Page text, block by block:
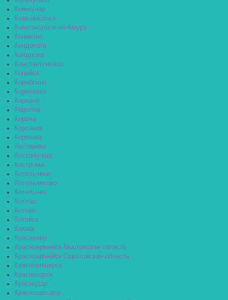
Коммунар
Комсомольск
Комсомольск-на-Амуре
Конаково
Кондопога
Кондрово
Константиновск
Копейск
Кораблино
Кореновск
Коркино
Королёв
Короча
Корсаков
Коряжма
Костерёво
Костомукша
Кострома
Котельники
Котельниково
Котельнич
Котлас
Котово
Котовск
Кохма
Красавино
Красноармейск Московская область
Красноармейск Саратовская область
Красновишерск
Красногорск
Краснодар
Краснозаводск